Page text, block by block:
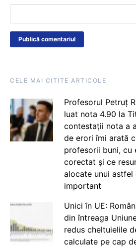
CELE MAI CITITE ARTICOLE
Profesorul Petruț
luat nota 4.90 la
contestații nota a
de erori îmi arată
profesorii buni, cu
corectat și ce
alocate unui astfel
important
Unici în UE:
din întreaga
redus cheltuielile
calculate pe cap